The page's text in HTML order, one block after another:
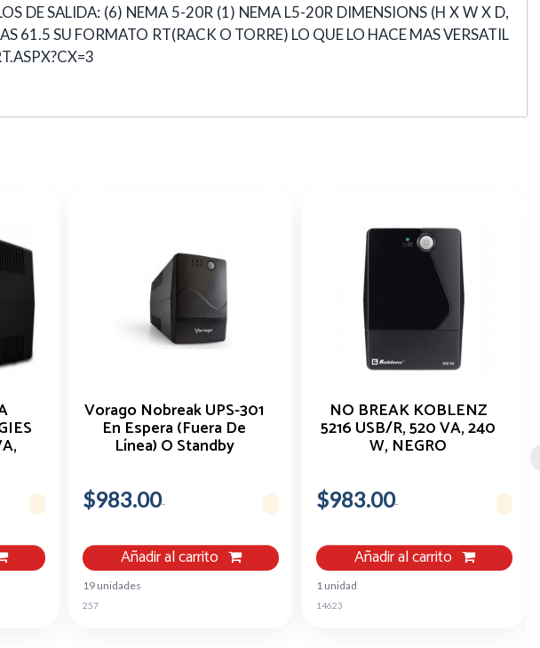
DE SALIDA: (6) NEMA 5-20R (1) NEMA L5-20R DIMENSIONS (H X W X D,
61.5 SU FORMATO RT(RACK O TORRE) LO QUE LO HACE MAS VERSATIL
Vorago Nobreak UPS-301
En Espera (Fuera De
Línea) O Standby
$983.00
Añadir al carrito
19 unidades
257
NO BREAK KOBLENZ
5216 USB/R, 520 VA, 240
W, NEGRO
$983.00
Añadir al carrito
1 unidad
14623